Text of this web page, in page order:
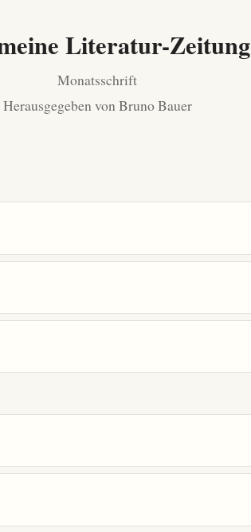
Literatur-Zeitung
Monatsschrift
Herausgegeben von Bruno Bauer